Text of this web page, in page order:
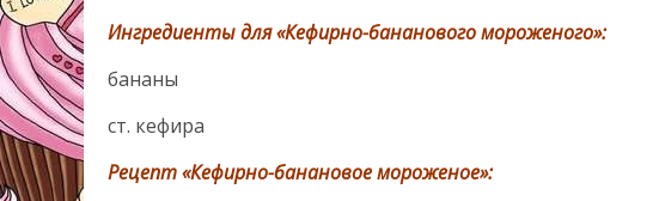
Ингредиенты для «Кефирно-бананового мороженого»:
бананы
ст. кефира
Рецепт «Кефирно-банановое мороженое»: